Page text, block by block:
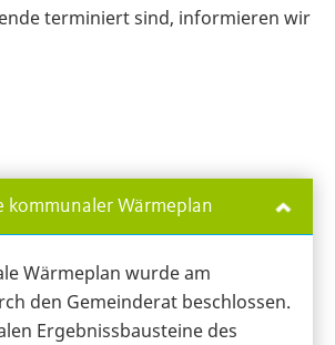
terminiert sind, informieren wir
kommunaler Wärmeplan
Wärmeplan wurde am
den Gemeinderat beschlossen.
Ergebnissbausteine des